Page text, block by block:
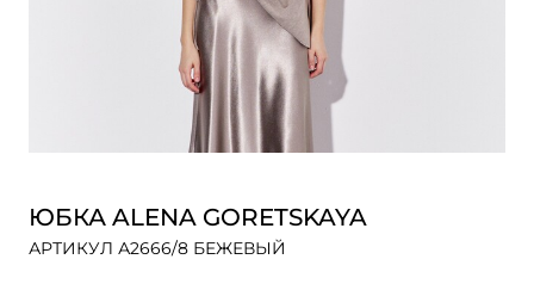
ЮБКА ALENA GORETSKAYA
АРТИКУЛ А2666/8 БЕЖЕВЫЙ